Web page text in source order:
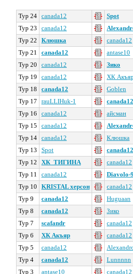
Тур 24 canada12
Spot
Тур 23
canada12
Тур 22
Клюшка
canada12
Тур 21
canada12
antase10
Тур 20
canada12
Зико
Тур 19
canada12
ХК Акъяр
Тур 18
canada12
Goblen
Тур 17
rauLLIHuk-1
canada12
Тур 16
canada12
айсман
Тур 15
canada12
Тур 14 canada12
Клюшка
Тур 13
Spot
canada12
Тур 12
ХК_ТИГИНА
canada12
Тур 11
canada12
Diavolo-
Тур 10
KRISTAL херсон
canada12
Тур 9
canada12
Huguaan
Тур 8
canada12
Зико
Тур 7
scafandr
canada12
Тур 6
ХК Акъяр
canada12
Тур 5
canada12
Тур 4
canada12
Lunnnnn
Тур 3
antase10
canada12